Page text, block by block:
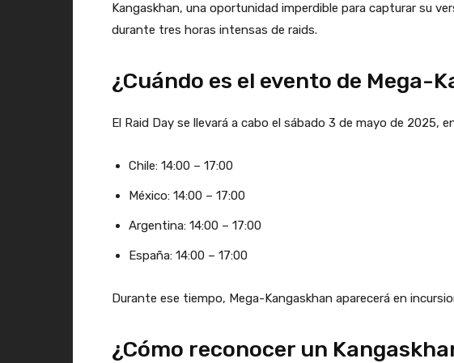
Kangaskhan, una oportunidad imperdible para capturar su
durante tres horas intensas de raids.
¿Cuándo es el evento de Mega-
El Raid Day se llevará a cabo el sábado 3 de mayo de 2025,
Chile: 14:00 – 17:00
México: 14:00 – 17:00
Argentina: 14:00 – 17:00
España: 14:00 – 17:00
Durante ese tiempo, Mega-Kangaskhan aparecerá en
¿Cómo reconocer un